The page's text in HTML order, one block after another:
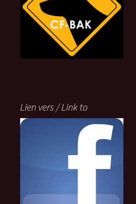
Lien vers / Link to